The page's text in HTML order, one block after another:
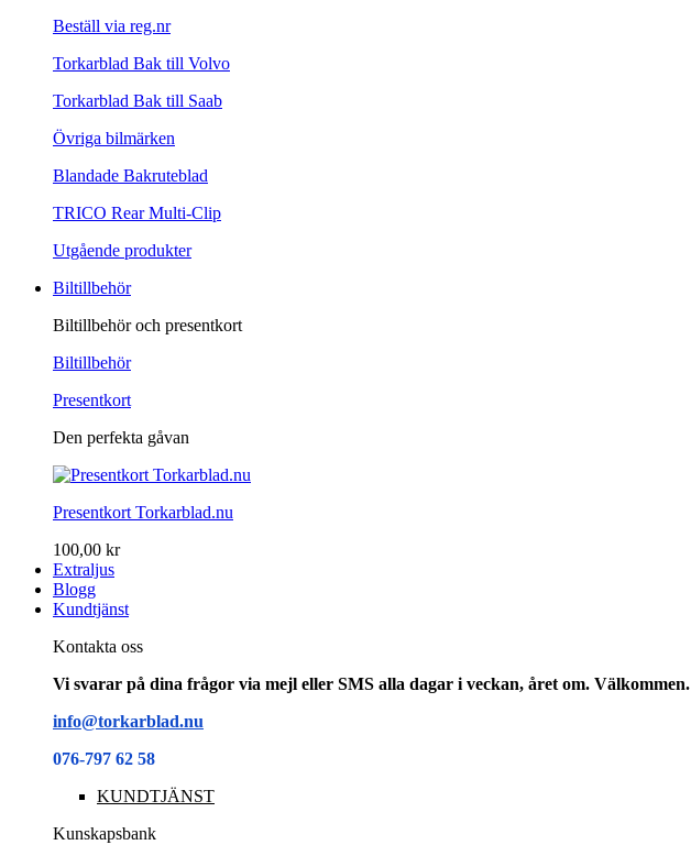
Beställ via reg.nr
Torkarblad Bak till Volvo
Torkarblad Bak till Saab
Övriga bilmärken
Blandade Bakruteblad
TRICO Rear Multi-Clip
Utgående produkter
Biltillbehör
Biltillbehör och presentkort
Biltillbehör
Presentkort
Den perfekta gåvan
Presentkort Torkarblad.nu
100,00 kr
Extraljus
Blogg
Kundtjänst
Kontakta oss
Vi svarar på dina frågor via mejl eller SMS alla dagar i veckan, året om. Välkommen.
info@torkarblad.nu
076-797 62 58
KUNDTJÄNST
Kunskapsbank